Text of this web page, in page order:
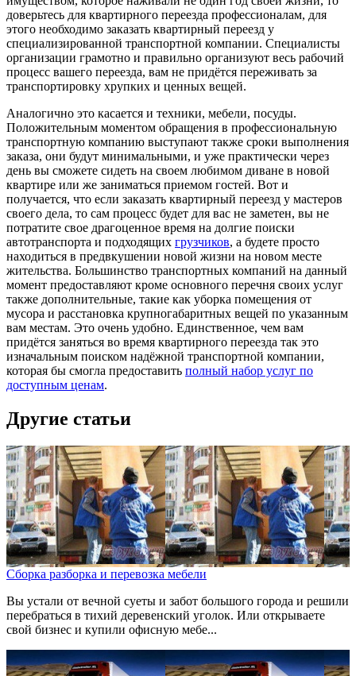
доверьтесь для квартирного переезда профессионалам, для
этого необходимо заказать квартирный переезд у
специализированной транспортной компании. Специалисты
организации грамотно и правильно организуют весь рабочий
процесс вашего переезда, вам не придётся переживать за
транспортировку хрупких и ценных вещей.
Аналогично это касается и техники, мебели, посуды.
Положительным моментом обращения в профессиональную
транспортную компанию выступают также сроки выполнения
заказа, они будут минимальными, и уже практически через
день вы сможете сидеть на своем любимом диване в новой
квартире или же заниматься приемом гостей. Вот и
получается, что если заказать квартирный переезд у мастеров
своего дела, то сам процесс будет для вас не заметен, вы не
потратите свое драгоценное время на долгие поиски
автотранспорта и подходящих грузчиков, а будете просто
находиться в предвкушении новой жизни на новом месте
жительства. Большинство транспортных компаний на данный
момент предоставляют кроме основного перечня своих услуг
также дополнительные, такие как уборка помещения от
мусора и расстановка крупногабаритных вещей по указанным
вам местам. Это очень удобно. Единственное, чем вам
придётся заняться во время квартирного переезда так это
изначальным поиском надёжной транспортной компании,
которая бы смогла предоставить полный набор услуг по
доступным ценам.
Другие статьи
Сборка разборка и перевозка мебели
Вы устали от вечной суеты и забот большого города и решили
перебраться в тихий деревенский уголок. Или открываете
свой бизнес и купили офисную мебе...